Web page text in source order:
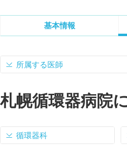
基本情報
所属する医師
札幌循環器病院
循環器科